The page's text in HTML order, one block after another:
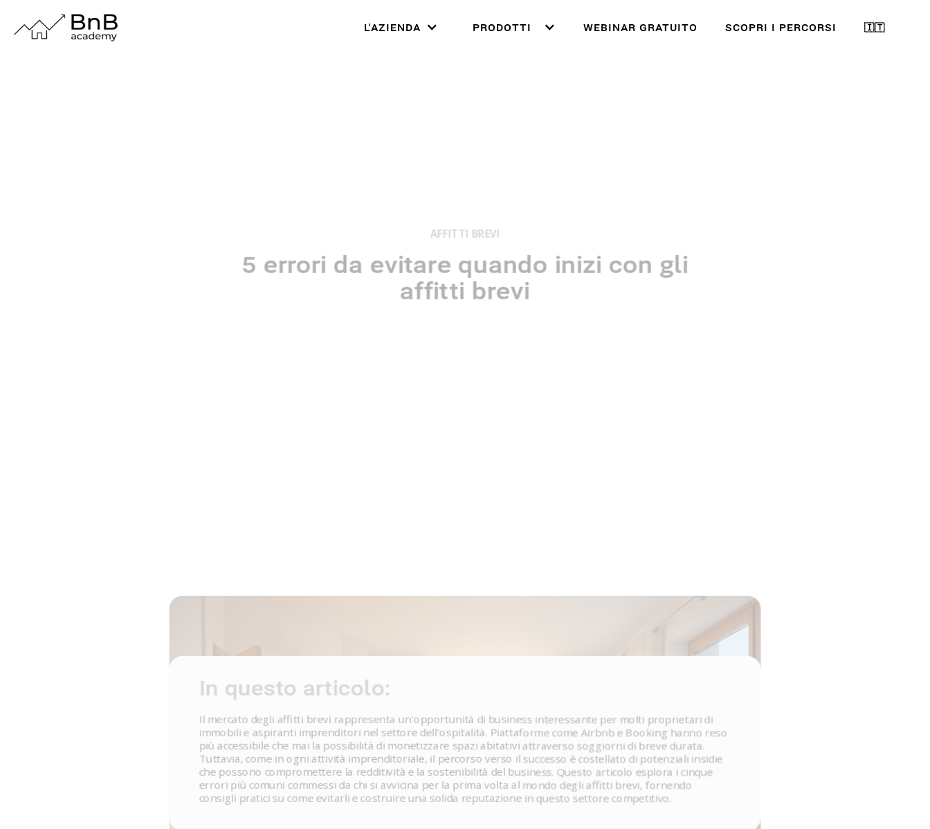
L'AZIENDA PRODOTTI WEBINAR GRATUITO SCOPRI I PERCORSI 🇮🇹
AFFITTI BREVI
5 errori da evitare quando inizi con gli
affitti brevi
In questo articolo:
Il mercato degli affitti brevi rappresenta un'opportunità di business interessante per molti proprietari di
immobili e aspiranti imprenditori nel settore dell'ospitalità. Piattaforme come Airbnb e Booking hanno reso
più accessibile che mai la possibilità di monetizzare spazi abitativi attraverso soggiorni di breve durata.
Tuttavia, come in ogni attività imprenditoriale, il percorso verso il successo è costellato di potenziali insidie
che possono compromettere la redditività e la sostenibilità del business. Questo articolo esplora i cinque
errori più comuni commessi da chi si avvicina per la prima volta al mondo degli affitti brevi, fornendo
consigli pratici su come evitarli e costruire una solida reputazione in questo settore competitivo.